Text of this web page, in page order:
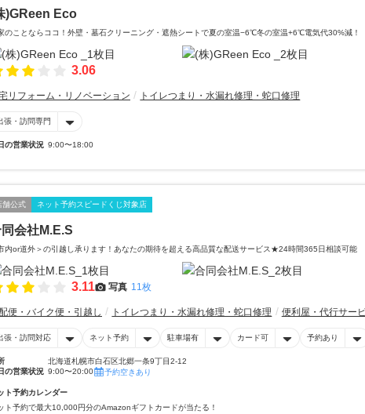
)GReen Eco
のことならココ！外壁・墓石クリーニング・遮熱シートで夏の室温−6℃冬の室温+6℃電気代30%減！
3.06
リフォーム・リノベーション トイレつまり・水漏れ修理・蛇口修理
張・訪問専門
の営業状況 9:00〜18:00
舗公式 ネット予約スピードくじ対象店
会社M.E.S
内or道外＞の引越し承ります！あなたの期待を超える高品質な配送サービス★24時間365日相談可能
3.11 写真 11枚
便・バイク便・引越し トイレつまり・水漏れ修理・蛇口修理 便利屋・代行サー
張・訪問対応 ネット予約 駐車場有 カード可 予約あり
北海道札幌市白石区北郷一条9丁目2-12
の営業状況 9:00〜20:00 予約空きあり
ト予約カレンダー
ト予約で最大10,000円分のAmazonギフトカードが当たる！